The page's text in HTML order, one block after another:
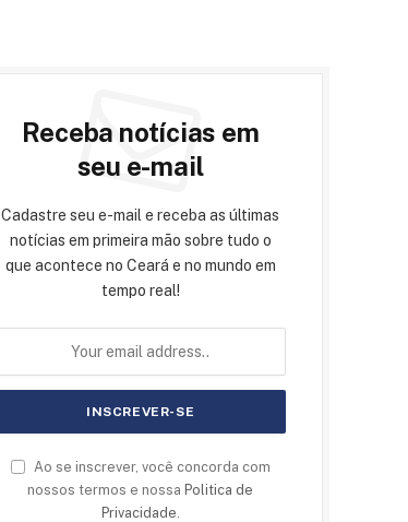
Receba notícias em
seu e-mail
Cadastre seu e-mail e receba as últimas
notícias em primeira mão sobre tudo o
que acontece no Ceará e no mundo em
tempo real!
Ao se inscrever, você concorda com
nossos termos e nossa Politica de
Privacidade.